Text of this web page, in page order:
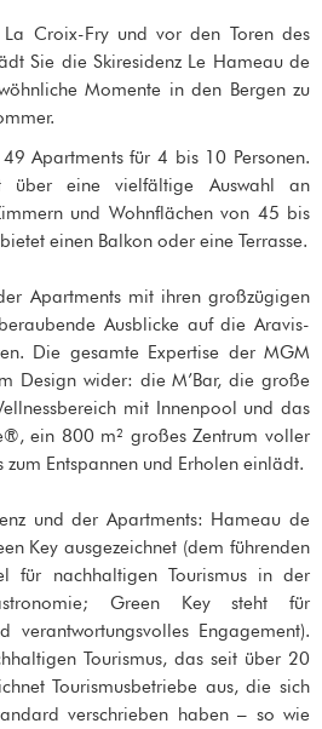
Croix-Fry und vor den Toren des
Sie die Skiresidenz Le Hameau de
Momente in den Bergen zu
Apartments für 4 bis 10 Personen.
über eine vielfältige Auswahl an
und Wohnflächen von 45 bis
einen Balkon oder eine Terrasse.
Apartments mit ihren großzügigen
Ausblicke auf die Aravis-
Die gesamte Expertise der MGM
Design wider: die M’Bar, die große
mit Innenpool und das
ein 800 m² großes Zentrum voller
Entspannen und Erholen einlädt.
und der Apartments: Hameau de
Key ausgezeichnet (dem führenden
für nachhaltigen Tourismus in der
Green Key steht für
verantwortungsvolles Engagement).
Tourismus, das seit über 20
Tourismusbetriebe aus, die sich
verschrieben haben – so wie